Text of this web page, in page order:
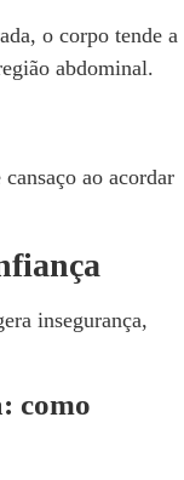
o corpo tende a
abdominal.
ao acordar
insegurança,
como